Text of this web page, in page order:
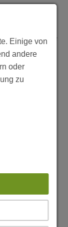
warten
auf
mit
Der
wieder
den
sein
Einige von
andere
oder
zu